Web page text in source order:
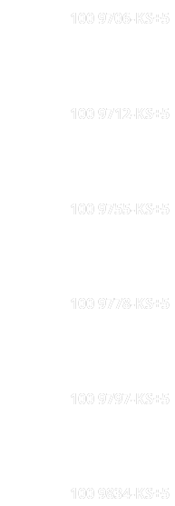
100 9706-KS+5
100 9712-KS+5
100 9755-KS+5
100 9778-KS+5
100 9797-KS+5
100 9834-KS+5